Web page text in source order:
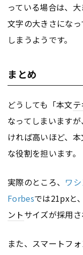
っている場合は、
文字の大きさにな
しまうようです。
まとめ
どうしても「本文
なってしまいます
ければ高いほど、本
な役割を担います。
実際のところ、 ワ
Forbesでは21pxと
ントサイズが採用さ
また、スマートフ